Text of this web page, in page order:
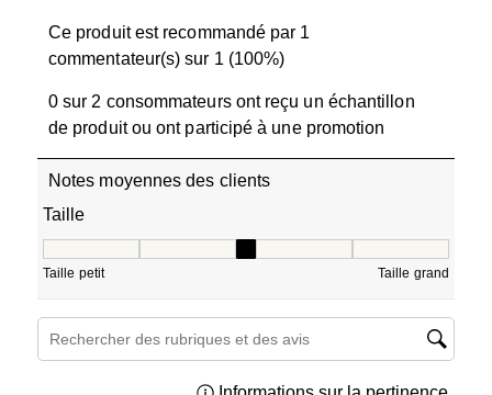
Ce produit est recommandé par 1
commentateur(s) sur 1 (100%)
0 sur 2 consommateurs ont reçu un échantillon
de produit ou ont participé à une promotion
Notes moyennes des clients
Taille
Taille petit Taille grand
Zone de recherche de sujet et d'avis